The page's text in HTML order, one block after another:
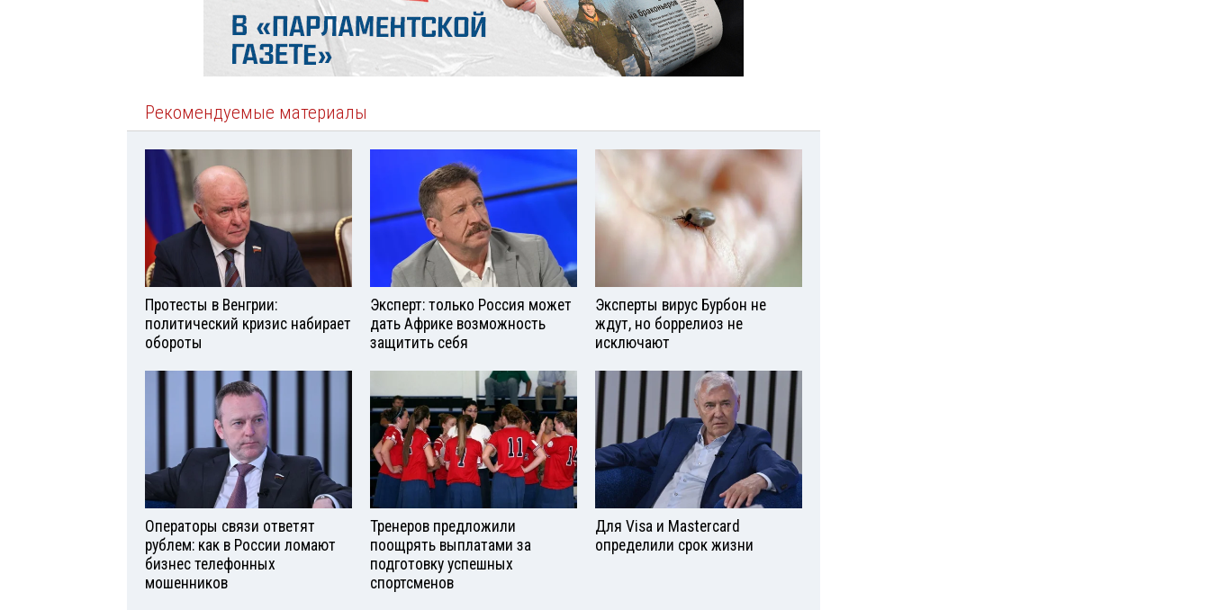
Рекомендуемые материалы
Протесты в Венгрии:
политический кризис набирает
обороты
Эксперт: только Россия может
дать Африке возможность
защитить себя
Эксперты вирус Бурбон не
ждут, но боррелиоз не
исключают
Операторы связи ответят
рублем: как в России ломают
бизнес телефонных
мошенников
Тренеров предложили
поощрять выплатами за
подготовку успешных
спортсменов
Для Visа и Mastercard
определили срок жизни